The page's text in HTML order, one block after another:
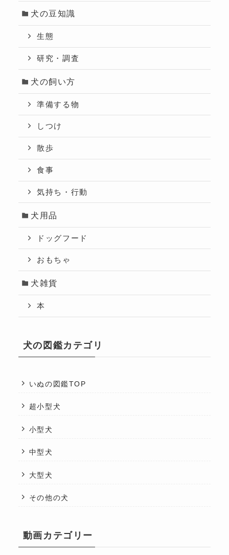
犬の豆知識
生態
研究・調査
犬の飼い方
準備する物
しつけ
散歩
食事
気持ち・行動
犬用品
ドッグフード
おもちゃ
犬雑貨
本
犬の図鑑カテゴリ
いぬの図鑑TOP
超小型犬
小型犬
中型犬
大型犬
その他の犬
動画カテゴリー